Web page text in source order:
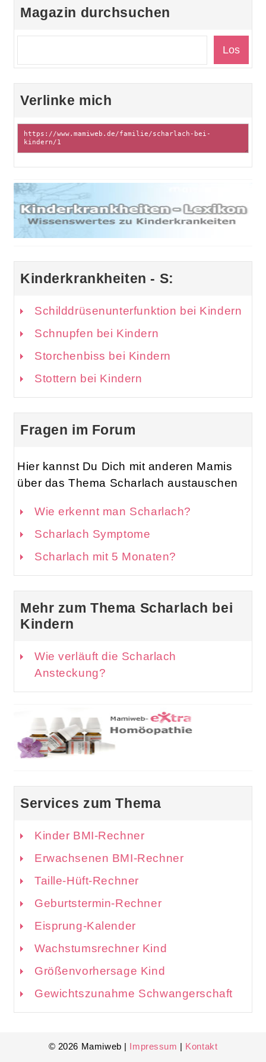
Magazin durchsuchen
Verlinke mich
Kinderkrankheiten - S:
Schilddrüsenunterfunktion bei Kindern
Schnupfen bei Kindern
Storchenbiss bei Kindern
Stottern bei Kindern
Fragen im Forum
Hier kannst Du Dich mit anderen Mamis
über das Thema Scharlach austauschen
Wie erkennt man Scharlach?
Scharlach Symptome
Scharlach mit 5 Monaten?
Mehr zum Thema Scharlach bei
Kindern
Wie verläuft die Scharlach
Ansteckung?
Services zum Thema
Kinder BMI-Rechner
Erwachsenen BMI-Rechner
Taille-Hüft-Rechner
Geburtstermin-Rechner
Eisprung-Kalender
Wachstumsrechner Kind
Größenvorhersage Kind
Gewichtszunahme Schwangerschaft
© 2026 Mamiweb | Impressum | Kontakt